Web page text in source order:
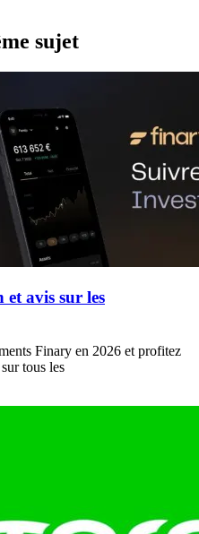
sujet
avis sur les
Finary en 2026 et profitez
tous les